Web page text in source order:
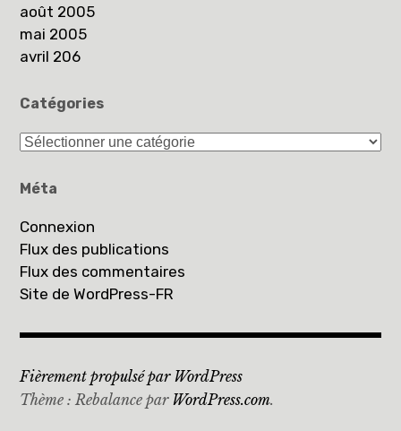
août 2005
mai 2005
avril 206
Catégories
Catégories
Méta
Connexion
Flux des publications
Flux des commentaires
Site de WordPress-FR
Fièrement propulsé par WordPress
Thème : Rebalance par WordPress.com.